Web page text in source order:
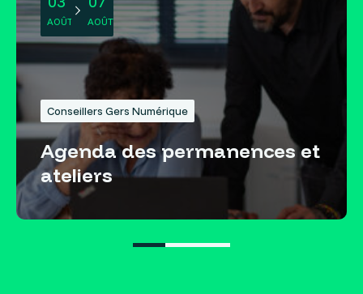
AOÛT AOÛT
Conseillers Gers Numérique
Agenda des permanences et
ateliers